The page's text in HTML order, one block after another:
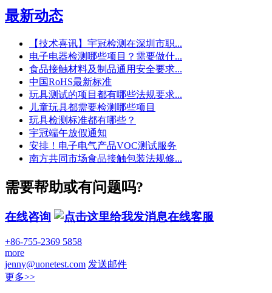
最新动态
【技术喜讯】宇冠检测在深圳市职...
电子电器检测哪些项目？需要做什...
食品接触材料及制品通用安全要求...
中国RoHS最新标准
玩具测试的项目都有哪些法规要求...
儿童玩具都需要检测哪些项目
玩具检测标准都有哪些？
宇冠端午放假通知
安排！电子电气产品VOC测试服务
南方共同市场食品接触包装法规修...
需要帮助或有问题吗?
在线咨询 在线客服
+86-755-2369 5858
more
jenny@uonetest.com 发送邮件
更多>>